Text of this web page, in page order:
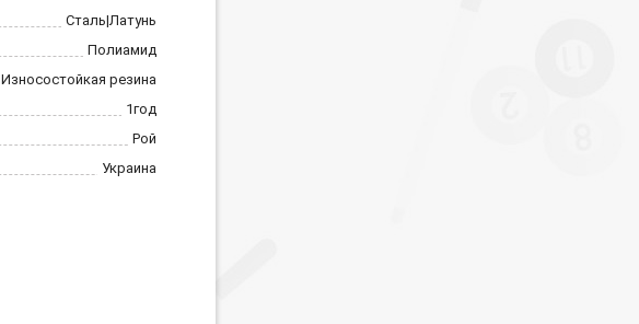
Сталь|Латунь
Полиамид
Износостойкая резина
1год
Рой
Украина